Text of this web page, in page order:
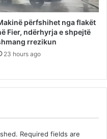
përfshihet nga flakët
Fier, ndërhyrja e shpejtë
rrezikun
23 hours ago
Required fields are